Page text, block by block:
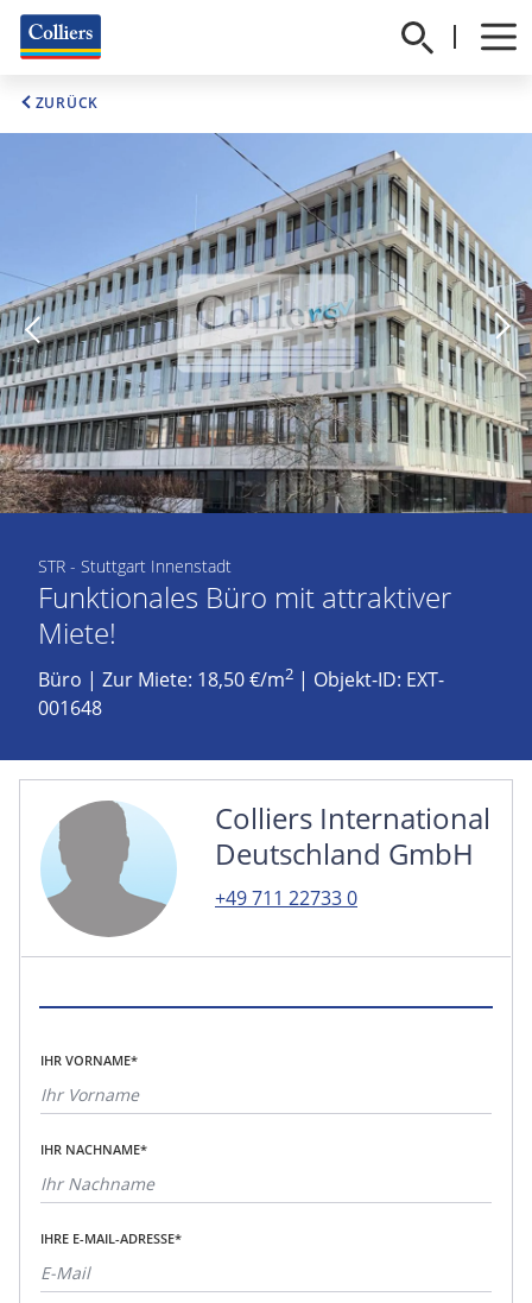
ZURÜCK
STR - Stuttgart Innenstadt
Funktionales Büro mit attraktiver
Miete!
Büro | Zur Miete: 18,50 €/m2 | Objekt-ID: EXT-
001648
Colliers International
Deutschland GmbH
+49 711 22733 0
IHR VORNAME*
IHR NACHNAME*
IHRE E-MAIL-ADRESSE*